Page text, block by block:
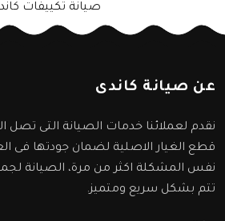
صيانة تكييفات
عن صيانة كاندى
نقدم لعملائنا خدمات الصيانة التى تصل
قطع الغيار الاصلية لضمان جودتها فى
نفس المشكلة اكثر من مرة، الصيانة
تتم بشكل سريع ومتميز.